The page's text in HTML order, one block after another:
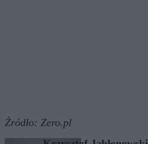
Źródło: Zero.pl